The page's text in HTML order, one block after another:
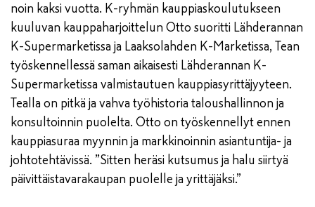
noin kaksi vuotta. K-ryhmän kauppiaskoulutukseen
kuuluvan kauppaharjoittelun Otto suoritti Lähderannan
K-Supermarketissa ja Laaksolahden K-Marketissa, Tean
työskennellessä saman aikaisesti Lähderannan K-
Supermarketissa valmistautuen kauppiasyrittäjyyteen.
Tealla on pitkä ja vahva työhistoria taloushallinnon ja
konsultoinnin puolelta. Otto on työskennellyt ennen
kauppiasuraa myynnin ja markkinoinnin asiantuntija- ja
johtotehtävissä. ”Sitten heräsi kutsumus ja halu siirtyä
päivittäistavarakaupan puolelle ja yrittäjäksi.”